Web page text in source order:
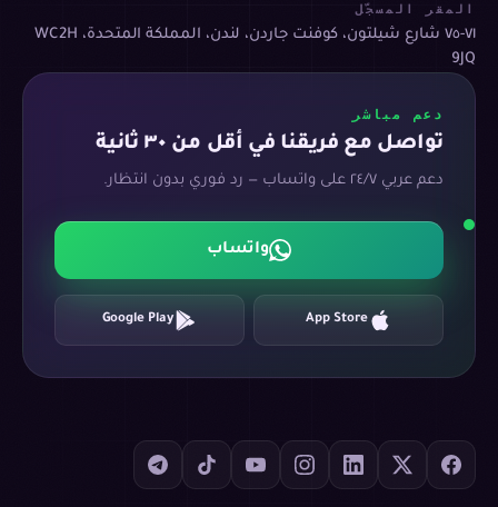
المقر المسجّل
٧١-٧٥ شارع شيلتون، كوفنت جاردن، لندن، المملكة المتحدة، WC2H
9JQ
دعم مباشر
تواصل مع فريقنا في أقل من ٣٠ ثانية
دعم عربي ٢٤/٧ على واتساب — رد فوري بدون انتظار.
واتساب
App Store
Google Play